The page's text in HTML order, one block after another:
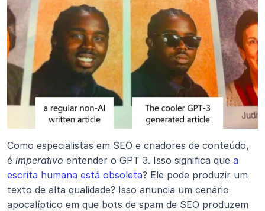
Como especialistas em SEO e criadores de conteúdo,
é imperativo entender o GPT 3. Isso significa que a
escrita humana está obsoleta? Ele pode produzir um
texto de alta qualidade? Isso anuncia um cenário
apocalíptico em que bots de spam de SEO produzem